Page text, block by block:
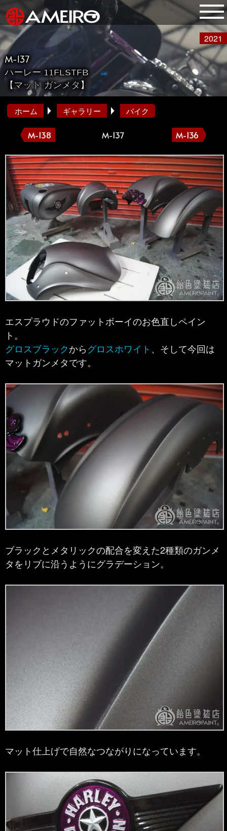
M-137
ハーレー 11FLSTFB
【マット ガンメタ】
2021
ホーム ギャラリー バイク
M-138 M-137 M-136
エスプラウドのファットボーイのお色直しペイン
ト。
グロスブラックからグロスホワイト 、そして今回は
マットガンメタです。
ブラックとメタリックの配合を変えた2種類のガンメ
タをリブに沿うようにグラデーション。
マット仕上げで自然なつながりになっています。